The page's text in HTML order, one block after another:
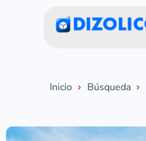
Inicio Búsqueda